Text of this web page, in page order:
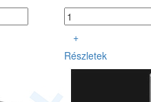
+
Részletek